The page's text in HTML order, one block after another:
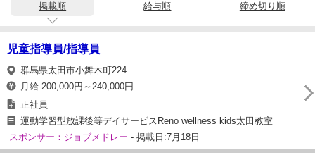
掲載順 給与順 締め切り順
児童指導員/指導員
群馬県太田市小舞木町224
月給 200,000円～240,000円
正社員
運動学習型放課後等デイサービスReno wellness kids太田教室
スポンサー：ジョブメドレー - 掲載日:7月18日